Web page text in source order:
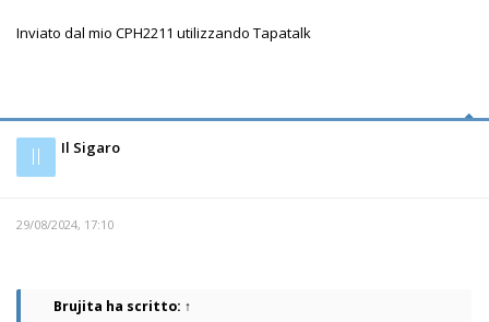
Inviato dal mio CPH2211 utilizzando Tapatalk
Il Il Sigaro
29/08/2024, 17:10
Brujita ha scritto: ↑